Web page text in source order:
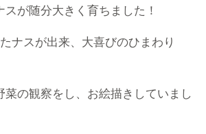
が随分大きく育ちました！
ナスが出来、大喜びのひまわり
菜の観察をし、お絵描きしていまし